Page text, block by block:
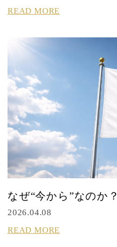
READ MORE
なぜ“今から”なのか？
2026.04.08
READ MORE